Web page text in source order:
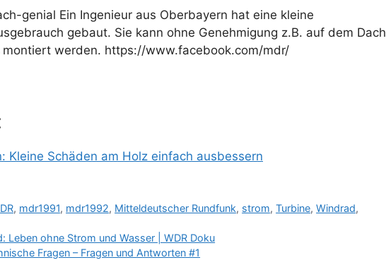
genial Ein Ingenieur aus Oberbayern hat eine kleine
gebaut. Sie kann ohne Genehmigung z.B. auf dem Dach
montiert werden. https://www.facebook.com/mdr/
Kleine Schäden am Holz einfach ausbessern
, mdr1991, mdr1992, Mitteldeutscher Rundfunk, strom,Turbine,Windrad,
Leben ohne Strom und Wasser | WDR Doku
Fragen – Fragen und Antworten #1